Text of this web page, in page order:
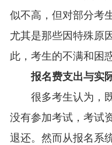
似不高，但对部分考
尤其是那些因特殊原
此，考生的不满和困
报名费支出与实
很多考生认为，
没有参加考试，考试
退还。然而从报名系